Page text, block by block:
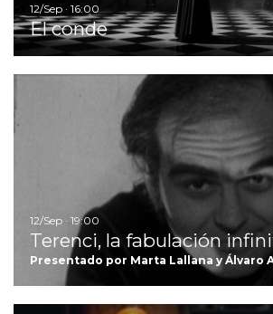
12/Sep · 16:00
El conde
12/Sep · 19:00
Terenci, la fabulación
Presentado por Marta Lallana y Álvaro